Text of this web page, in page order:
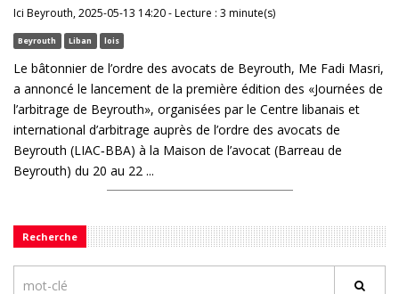
Ici Beyrouth, 2025-05-13 14:20 - Lecture : 3 minute(s)
Beyrouth Liban lois
Le bâtonnier de l’ordre des avocats de Beyrouth, Me Fadi Masri,
a annoncé le lancement de la première édition des «Journées de
l’arbitrage de Beyrouth», organisées par le Centre libanais et
international d’arbitrage auprès de l’ordre des avocats de
Beyrouth (LIAC‑BBA) à la Maison de l’avocat (Barreau de
Beyrouth) du 20 au 22 ...
Recherche